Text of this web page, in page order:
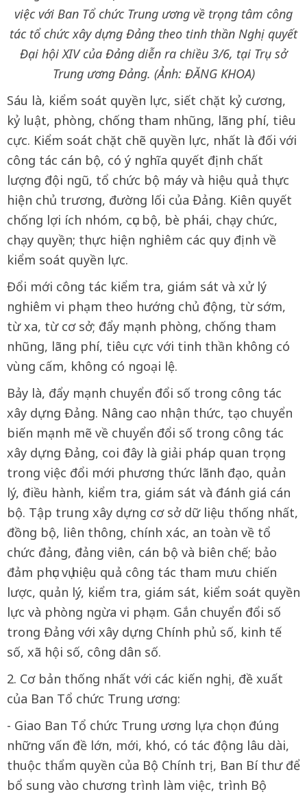
việc với Ban Tổ chức Trung ương về trọng tâm công
tác tổ chức xây dựng Đảng theo tinh thần Nghị quyết
Đại hội XIV của Đảng diễn ra chiều 3/6, tại Trụ sở
Trung ương Đảng. (Ảnh: ĐĂNG KHOA)
Sáu là, kiểm soát quyền lực, siết chặt kỷ cương,
kỷ luật, phòng, chống tham nhũng, lãng phí, tiêu
cực. Kiểm soát chặt chẽ quyền lực, nhất là đối với
công tác cán bộ, có ý nghĩa quyết định chất
lượng đội ngũ, tổ chức bộ máy và hiệu quả thực
hiện chủ trương, đường lối của Đảng. Kiên quyết
chống lợi ích nhóm, cục bộ, bè phái, chạy chức,
chạy quyền; thực hiện nghiêm các quy định về
kiểm soát quyền lực.
Đổi mới công tác kiểm tra, giám sát và xử lý
nghiêm vi phạm theo hướng chủ động, từ sớm,
từ xa, từ cơ sở; đẩy mạnh phòng, chống tham
nhũng, lãng phí, tiêu cực với tinh thần không có
vùng cấm, không có ngoại lệ.
Bảy là, đẩy mạnh chuyển đổi số trong công tác
xây dựng Đảng. Nâng cao nhận thức, tạo chuyển
biến mạnh mẽ về chuyển đổi số trong công tác
xây dựng Đảng, coi đây là giải pháp quan trọng
trong việc đổi mới phương thức lãnh đạo, quản
lý, điều hành, kiểm tra, giám sát và đánh giá cán
bộ. Tập trung xây dựng cơ sở dữ liệu thống nhất,
đồng bộ, liên thông, chính xác, an toàn về tổ
chức đảng, đảng viên, cán bộ và biên chế; bảo
đảm phục vụ hiệu quả công tác tham mưu chiến
lược, quản lý, kiểm tra, giám sát, kiểm soát quyền
lực và phòng ngừa vi phạm. Gắn chuyển đổi số
trong Đảng với xây dựng Chính phủ số, kinh tế
số, xã hội số, công dân số.
2. Cơ bản thống nhất với các kiến nghị, đề xuất
của Ban Tổ chức Trung ương:
- Giao Ban Tổ chức Trung ương lựa chọn đúng
những vấn đề lớn, mới, khó, có tác động lâu dài,
thuộc thẩm quyền của Bộ Chính trị, Ban Bí thư để
bổ sung vào chương trình làm việc, trình Bộ